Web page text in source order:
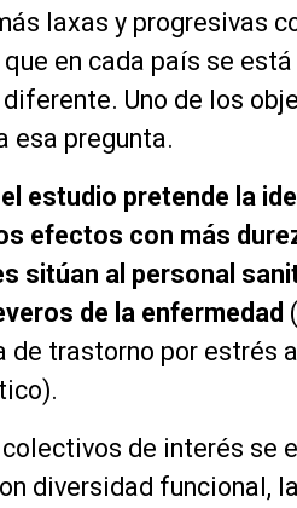
laxas y progresivas
en cada país se
Uno de los
esa pregunta.
el estudio pretende la
efectos con más
sitúan al personal
de la enfermedad
de trastorno por estrés
de interés se
diversidad funcional,